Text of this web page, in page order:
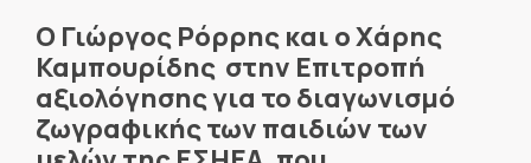
Ο Γιώργος Ρόρρης και ο Χάρης
Καμπουρίδης στην Επιτροπή
αξιολόγησης για το διαγωνισμό
ζωγραφικής των παιδιών των